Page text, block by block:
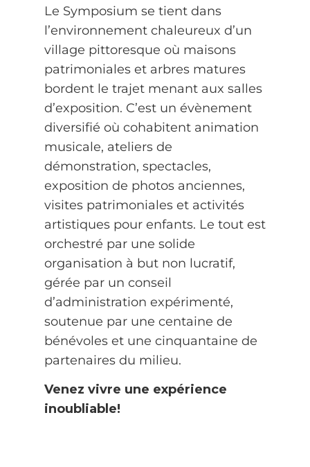
Le Symposium se tient dans
l’environnement chaleureux d’un
village pittoresque où maisons
patrimoniales et arbres matures
bordent le trajet menant aux salles
d’exposition. C’est un évènement
diversifié où cohabitent animation
musicale, ateliers de
démonstration, spectacles,
exposition de photos anciennes,
visites patrimoniales et activités
artistiques pour enfants. Le tout est
orchestré par une solide
organisation à but non lucratif,
gérée par un conseil
d’administration expérimenté,
soutenue par une centaine de
bénévoles et une cinquantaine de
partenaires du milieu.
Venez vivre une expérience
inoubliable!